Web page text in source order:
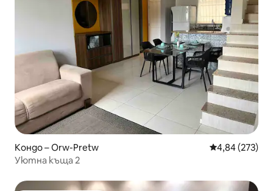
Кондо – Orw-Pretw Средна
4,84 (273)
Уютна къща 2